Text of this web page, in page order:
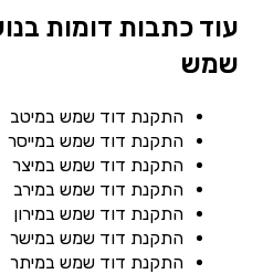
עוד כתבות דומות
שמש
התקנת דוד שמש במיטב
התקנת דוד שמש במייסר
התקנת דוד שמש במיצר
התקנת דוד שמש במירב
התקנת דוד שמש במירון
התקנת דוד שמש במישר
התקנת דוד שמש במיתר